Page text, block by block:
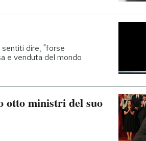
sentiti dire, "forse
e venduta del mondo
otto ministri del suo